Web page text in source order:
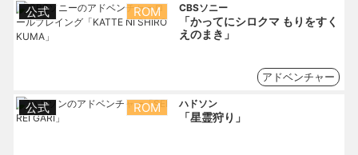
公式 ROM CBSソニー
「かってにシロクマ もりをすく
えのまき」
アドベンチャー
公式 ROM ハドソン
「星霊狩り」